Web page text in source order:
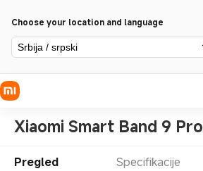
Choose your location and language
Srbija / srpski
Xiaomi Smart Band 9 Pro
Pregled Specifikacije